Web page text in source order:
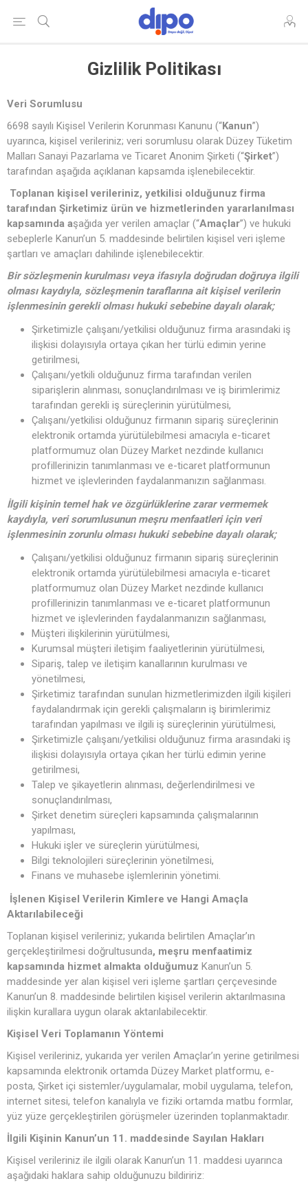
Gizlilik Politikası
Veri Sorumlusu
6698 sayılı Kişisel Verilerin Korunması Kanunu (“Kanun”)
uyarınca, kişisel verileriniz; veri sorumlusu olarak Düzey Tüketim
Malları Sanayi Pazarlama ve Ticaret Anonim Şirketi (“Şirket”)
tarafından aşağıda açıklanan kapsamda işlenebilecektir.
Toplanan kişisel verileriniz, yetkilisi olduğunuz firma
tarafından Şirketimiz ürün ve hizmetlerinden yararlanılması
kapsamında aşağıda yer verilen amaçlar (“Amaçlar”) ve hukuki
sebeplerle Kanun’un 5. maddesinde belirtilen kişisel veri işleme
şartları ve amaçları dahilinde işlenebilecektir.
Bir sözleşmenin kurulması veya ifasıyla doğrudan doğruya ilgili
olması kaydıyla, sözleşmenin taraflarına ait kişisel verilerin
işlenmesinin gerekli olması hukuki sebebine dayalı olarak;
Şirketimizle çalışanı/yetkilisi olduğunuz firma arasındaki iş
ilişkisi dolayısıyla ortaya çıkan her türlü edimin yerine
getirilmesi,
Çalışanı/yetkili olduğunuz firma tarafından verilen
siparişlerin alınması, sonuçlandırılması ve iş birimlerimiz
tarafından gerekli iş süreçlerinin yürütülmesi,
Çalışanı/yetkilisi olduğunuz firmanın sipariş süreçlerinin
elektronik ortamda yürütülebilmesi amacıyla e-ticaret
platformumuz olan Düzey Market nezdinde kullanıcı
profillerinizin tanımlanması ve e-ticaret platformunun
hizmet ve işlevlerinden faydalanmanızın sağlanması.
İlgili kişinin temel hak ve özgürlüklerine zarar vermemek
kaydıyla, veri sorumlusunun meşru menfaatleri için veri
işlenmesinin zorunlu olması hukuki sebebine dayalı olarak;
Çalışanı/yetkilisi olduğunuz firmanın sipariş süreçlerinin
elektronik ortamda yürütülebilmesi amacıyla e-ticaret
platformumuz olan Düzey Market nezdinde kullanıcı
profillerinizin tanımlanması ve e-ticaret platformunun
hizmet ve işlevlerinden faydalanmanızın sağlanması,
Müşteri ilişkilerinin yürütülmesi,
Kurumsal müşteri iletişim faaliyetlerinin yürütülmesi,
Sipariş, talep ve iletişim kanallarının kurulması ve
yönetilmesi,
Şirketimiz tarafından sunulan hizmetlerimizden ilgili kişileri
faydalandırmak için gerekli çalışmaların iş birimlerimiz
tarafından yapılması ve ilgili iş süreçlerinin yürütülmesi,
Şirketimizle çalışanı/yetkilisi olduğunuz firma arasındaki iş
ilişkisi dolayısıyla ortaya çıkan her türlü edimin yerine
getirilmesi,
Talep ve şikayetlerin alınması, değerlendirilmesi ve
sonuçlandırılması,
Şirket denetim süreçleri kapsamında çalışmalarının
yapılması,
Hukuki işler ve süreçlerin yürütülmesi,
Bilgi teknolojileri süreçlerinin yönetilmesi,
Finans ve muhasebe işlemlerinin yönetimi.
İşlenen Kişisel Verilerin Kimlere ve Hangi Amaçla
Aktarılabileceği
Toplanan kişisel verileriniz; yukarıda belirtilen Amaçlar’ın
gerçekleştirilmesi doğrultusunda, meşru menfaatimiz
kapsamında hizmet almakta olduğumuz Kanun’un 5.
maddesinde yer alan kişisel veri işleme şartları çerçevesinde
Kanun’un 8. maddesinde belirtilen kişisel verilerin aktarılmasına
ilişkin kurallara uygun olarak aktarılabilecektir.
Kişisel Veri Toplamanın Yöntemi
Kişisel verileriniz, yukarıda yer verilen Amaçlar’ın yerine getirilmesi
kapsamında elektronik ortamda Düzey Market platformu, e-
posta, Şirket içi sistemler/uygulamalar, mobil uygulama, telefon,
internet sitesi, telefon kanalıyla ve fiziki ortamda matbu formlar,
yüz yüze gerçekleştirilen görüşmeler üzerinden toplanmaktadır.
İlgili Kişinin Kanun’un 11. maddesinde Sayılan Hakları
Kişisel verileriniz ile ilgili olarak Kanun’un 11. maddesi uyarınca
aşağıdaki haklara sahip olduğunuzu bildiririz: